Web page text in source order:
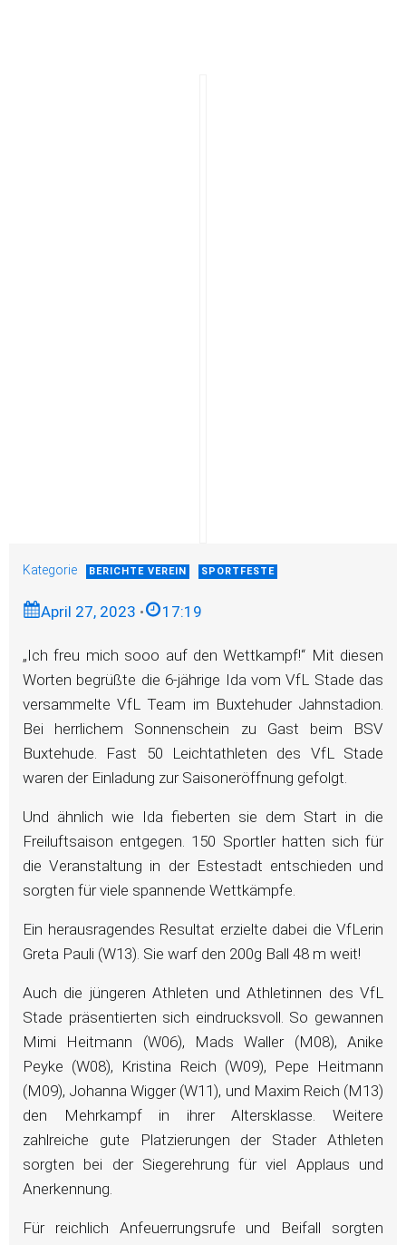
Kategorie BERICHTE VEREIN SPORTFESTE
April 27, 2023 • 17:19
„Ich freu mich sooo auf den Wettkampf!“ Mit diesen
Worten begrüßte die 6-jährige Ida vom VfL Stade das
versammelte VfL Team im Buxtehuder Jahnstadion.
Bei herrlichem Sonnenschein zu Gast beim BSV
Buxtehude. Fast 50 Leichtathleten des VfL Stade
waren der Einladung zur Saisoneröffnung gefolgt.
Und ähnlich wie Ida fieberten sie dem Start in die
Freiluftsaison entgegen. 150 Sportler hatten sich für
die Veranstaltung in der Estestadt entschieden und
sorgten für viele spannende Wettkämpfe.
Ein herausragendes Resultat erzielte dabei die VfLerin
Greta Pauli (W13). Sie warf den 200g Ball 48 m weit!
Auch die jüngeren Athleten und Athletinnen des VfL
Stade präsentierten sich eindrucksvoll. So gewannen
Mimi Heitmann (W06), Mads Waller (M08), Anike
Peyke (W08), Kristina Reich (W09), Pepe Heitmann
(M09), Johanna Wigger (W11), und Maxim Reich (M13)
den Mehrkampf in ihrer Altersklasse. Weitere
zahlreiche gute Platzierungen der Stader Athleten
sorgten bei der Siegerehrung für viel Applaus und
Anerkennung.
Für reichlich Anfeuerrungsrufe und Beifall sorgten